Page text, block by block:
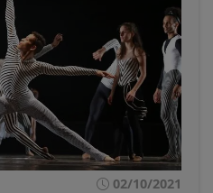
02/10/2021